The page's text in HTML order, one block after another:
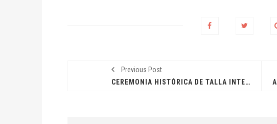
Previous Post
CEREMONIA HISTÓRICA DE TALLA INTERNACIONAL